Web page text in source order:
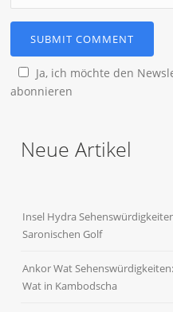
Ja, ich möchte den
abonnieren
Neue Artikel
Insel Hydra
Saronischen Golf
Ankor Wat
Wat in Kambodscha